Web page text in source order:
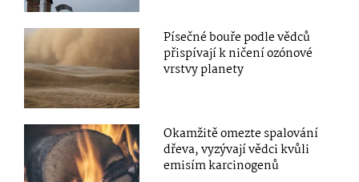
Písečné bouře podle vědců
přispívají k ničení ozónové
vrstvy planety
Okamžitě omezte spalování
dřeva, vyzývají vědci kvůli
emisím karcinogenů